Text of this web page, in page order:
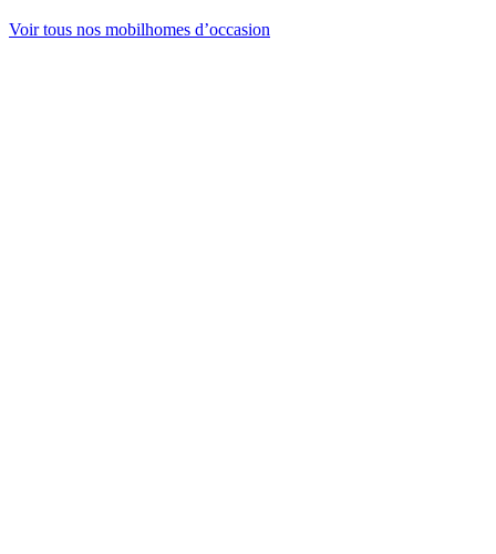
Voir tous nos mobilhomes d’occasion